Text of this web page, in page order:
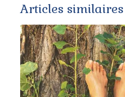
Articles similaires